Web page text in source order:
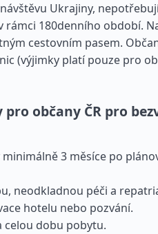
Ukrajiny,
180denního období.
cestovním pasem.
(výjimky platí pouze pro
občany ČR pro
3 měsíce po
neodkladnou péči a
hotelu nebo pozvání.
dobu pobytu.